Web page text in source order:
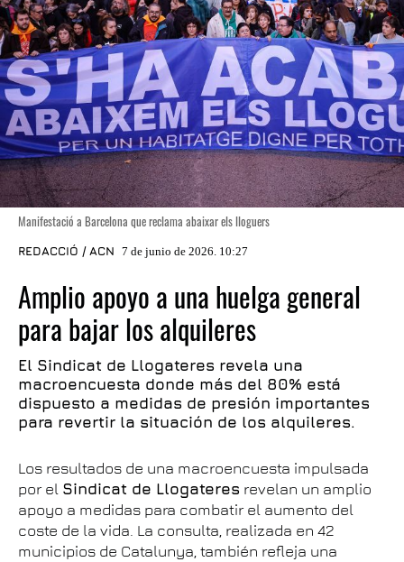
Manifestació a Barcelona que reclama abaixar els lloguers
REDACCIÓ / ACN 7 de junio de 2026. 10:27
Amplio apoyo a una huelga general
para bajar los alquileres
El Sindicat de Llogateres revela una
macroencuesta donde más del 80% está
dispuesto a medidas de presión importantes
para revertir la situación de los alquileres.
Los resultados de una macroencuesta impulsada
por el Sindicat de Llogateres revelan un amplio
apoyo a medidas para combatir el aumento del
coste de la vida. La consulta, realizada en 42
municipios de Catalunya, también refleja una